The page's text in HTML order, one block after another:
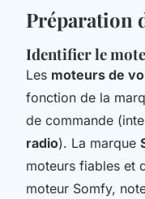
Préparation
Identifier le
Les moteurs de
fonction de la
de commande
radio). La marque
moteurs fiables et
moteur Somfy,